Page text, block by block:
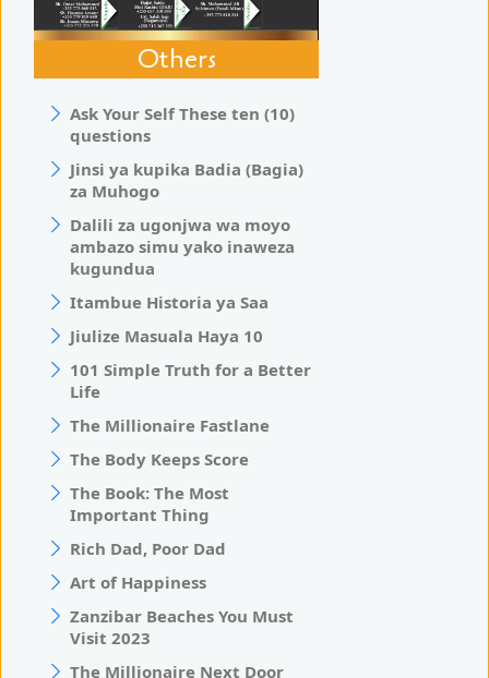
Others
Ask Your Self These ten (10)
questions
Jinsi ya kupika Badia (Bagia)
za Muhogo
Dalili za ugonjwa wa moyo
ambazo simu yako inaweza
kugundua
Itambue Historia ya Saa
Jiulize Masuala Haya 10
101 Simple Truth for a Better
Life
The Millionaire Fastlane
The Body Keeps Score
The Book: The Most
Important Thing
Rich Dad, Poor Dad
Art of Happiness
Zanzibar Beaches You Must
Visit 2023
The Millionaire Next Door